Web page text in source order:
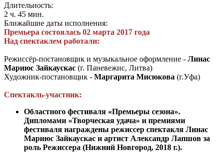
Длительность:
2 ч. 45 мин.
Ближайшие даты исполнения:
Премьера состоялась 02 марта 2017 года
Над спектаклем работали:
Режиссёр-постановщик и музыкальное оформление - Линас
Мариюс Зайкаускас (г. Паневежис, Литва)
Художник-постановщик - Маргарита Мисюкова (г.Уфа)
Спектакль-участник:
Областного фестиваля «Премьеры сезона».
Дипломами «Творческая удача» и премиями
фестиваля награждены режиссер спектакля Линас
Мариюс Зайкаускас и артист Александр Лапшов за
роль Режиссера (Нижний Новгород, 2018 г.).